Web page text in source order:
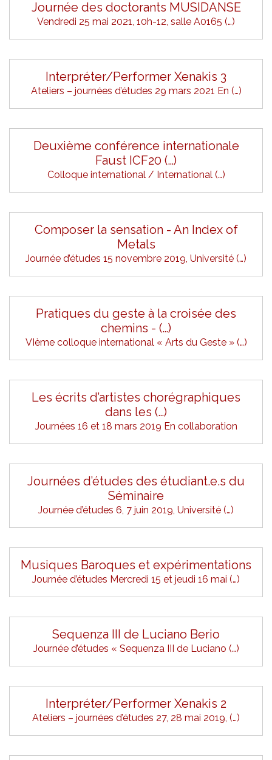
Journée des doctorants MUSIDANSE
Vendredi 25 mai 2021, 10h-12, salle A0165 (…)
Interpréter/Performer Xenakis 3
Ateliers – journées d’études 29 mars 2021 En (…)
Deuxième conférence internationale
Faust ICF20 (…)
Colloque international / International (…)
Composer la sensation - An Index of
Metals
Journée d’études 15 novembre 2019, Université (…)
Pratiques du geste à la croisée des
chemins - (…)
VIème colloque international « Arts du Geste » (…)
Les écrits d’artistes chorégraphiques
dans les (…)
Journées 16 et 18 mars 2019 En collaboration
Journées d’études des étudiant.e.s du
Séminaire
Journée d’études 6, 7 juin 2019, Université (…)
Musiques Baroques et expérimentations
Journée d’études Mercredi 15 et jeudi 16 mai (…)
Sequenza III de Luciano Berio
Journée d’études « Sequenza III de Luciano (…)
Interpréter/Performer Xenakis 2
Ateliers – journées d’études 27, 28 mai 2019, (…)